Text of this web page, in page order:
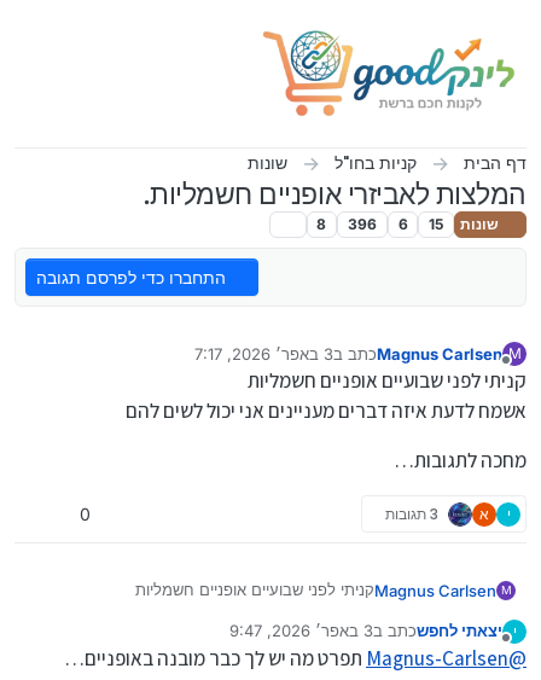
דף הבית קניות בחו"ל שונות
המלצות לאביזרי אופניים חשמליות.
שונות 15
6
396
8
התחברו כדי לפרסם תגובה
M
מנותק
Magnus Carlsenכתב ב3 באפר׳ 2026, 7:17
נערך לאחרונה על ידי
קניתי לפני שבועיים אופניים חשמליות
אשמח לדעת איזה דברים מעניינים אני יכול לשים להם
מחכה לתגובות…
י א 3 תגובות 0
M
Magnus Carlsenקניתי לפני שבועיים אופניים חשמליות
מחכה לתגובות…
י
מנותק
יצאתי לחפשכתב ב3 באפר׳ 2026, 9:47
נערך לאחרונה על ידי
@
Magnus-Carlsen תפרט מה יש לך כבר מובנה באופניים…